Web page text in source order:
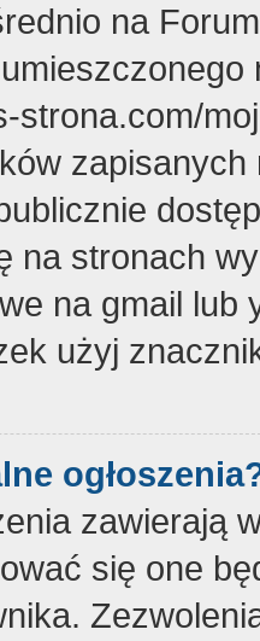
na
strona.com/
na stronach
na gmail lub
użyj
zawierają
się one